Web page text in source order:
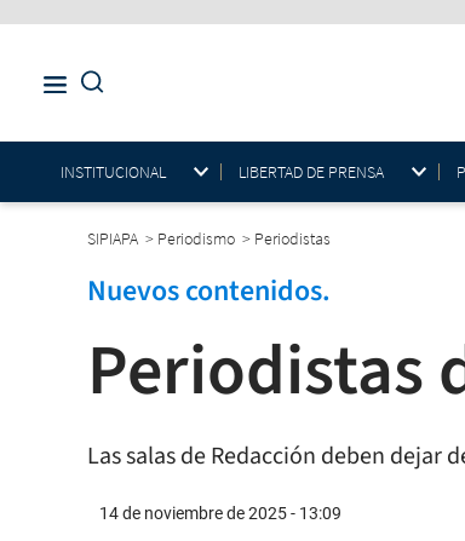
INSTITUCIONAL LIBERTAD DE PRENSA
SIPIAPA > Periodismo > Periodistas
Nuevos contenidos.
Periodistas
Las salas de Redacción deben dejar
14 de noviembre de 2025 - 13:09